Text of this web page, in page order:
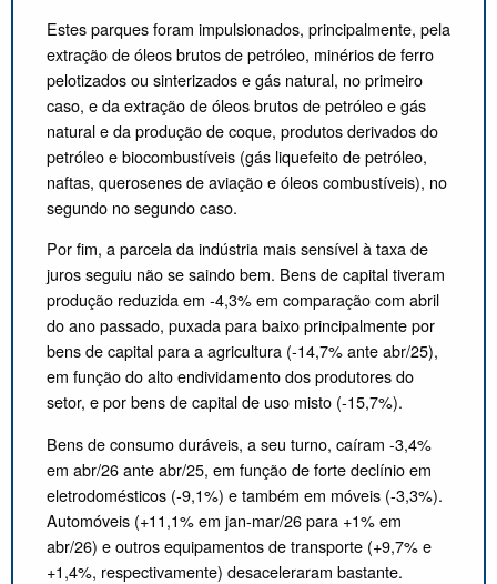
Estes parques foram impulsionados, principalmente, pela
extração de óleos brutos de petróleo, minérios de ferro
pelotizados ou sinterizados e gás natural, no primeiro
caso, e da extração de óleos brutos de petróleo e gás
natural e da produção de coque, produtos derivados do
petróleo e biocombustíveis (gás liquefeito de petróleo,
naftas, querosenes de aviação e óleos combustíveis), no
segundo no segundo caso.
Por fim, a parcela da indústria mais sensível à taxa de
juros seguiu não se saindo bem. Bens de capital tiveram
produção reduzida em -4,3% em comparação com abril
do ano passado, puxada para baixo principalmente por
bens de capital para a agricultura (-14,7% ante abr/25),
em função do alto endividamento dos produtores do
setor, e por bens de capital de uso misto (-15,7%).
Bens de consumo duráveis, a seu turno, caíram -3,4%
em abr/26 ante abr/25, em função de forte declínio em
eletrodomésticos (-9,1%) e também em móveis (-3,3%).
Automóveis (+11,1% em jan-mar/26 para +1% em
abr/26) e outros equipamentos de transporte (+9,7% e
+1,4%, respectivamente) desaceleraram bastante.